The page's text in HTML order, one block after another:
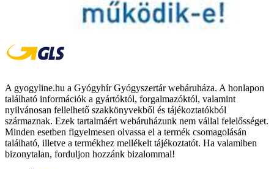
A gyogyline.hu a Gyógyhír Gyógyszertár webáruháza. A honlapon
található információk a gyártóktól, forgalmazóktól, valamint
nyilvánosan fellelhető szakkönyvekből és tájékoztatókból
származnak. Ezek tartalmáért webáruházunk nem vállal felelősséget.
Minden esetben figyelmesen olvassa el a termék csomagolásán
található, illetve a termékhez mellékelt tájékoztatót. Ha valamiben
bizonytalan, forduljon hozzánk bizalommal!